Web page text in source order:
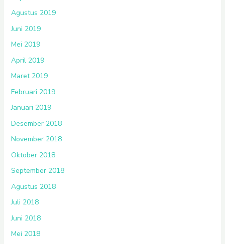
Agustus 2019
Juni 2019
Mei 2019
April 2019
Maret 2019
Februari 2019
Januari 2019
Desember 2018
November 2018
Oktober 2018
September 2018
Agustus 2018
Juli 2018
Juni 2018
Mei 2018